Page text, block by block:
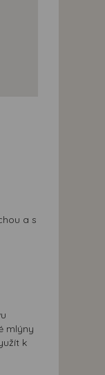
a s
mlýny
k